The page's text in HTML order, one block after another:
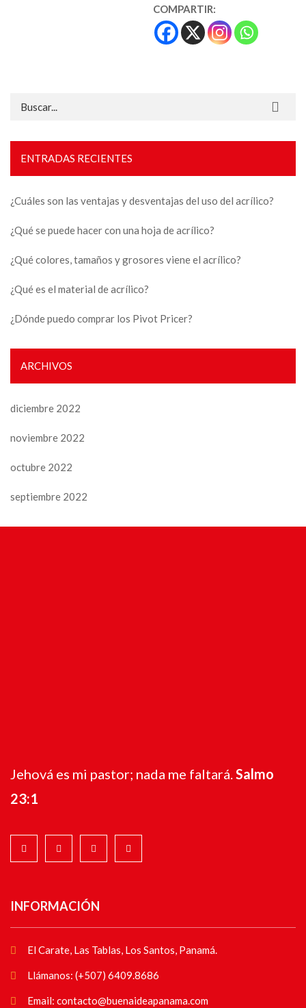
COMPARTIR:
Buscar:
ENTRADAS RECIENTES
¿Cuáles son las ventajas y desventajas del uso del acrílico?
¿Qué se puede hacer con una hoja de acrílico?
¿Qué colores, tamaños y grosores viene el acrílico?
¿Qué es el material de acrílico?
¿Dónde puedo comprar los Pivot Pricer?
ARCHIVOS
diciembre 2022
noviembre 2022
octubre 2022
septiembre 2022
Jehová es mi pastor; nada me faltará.Salmo
23:1
INFORMACIÓN
El Carate, Las Tablas, Los Santos, Panamá.
Llámanos: (+507) 6409.8686
Email: contacto@buenaideapanama.com